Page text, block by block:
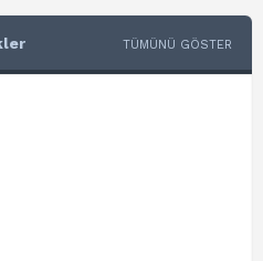
TÜMÜNÜ GÖSTER